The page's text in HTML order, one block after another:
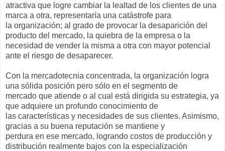
atractiva que logre cambiar la lealtad de los clientes de una
marca a otra, representaría una catástrofe para
la organización; al grado de provocar la desaparición del
producto del mercado, la quiebra de la empresa o la
necesidad de vender la misma a otra con mayor potencial
ante el riesgo de desaparecer.
Con la mercadotecnia concentrada, la organización logra
una sólida posición pero sólo en el segmento de
mercado que atiende o al cual está dirigida su estrategia, ya
que adquiere un profundo conocimiento de
las características y necesidades de sus clientes. Asimismo,
gracias a su buena reputación se mantiene y
perdura en ese mercado, logrando costos de producción y
distribución realmente bajos con la especialización